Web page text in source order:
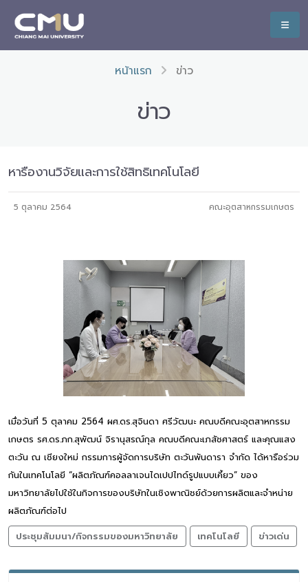
หน้าแรก ข่าว
ข่าว
หารืองานวิจัยและการใช้สิทธิเทคโนโลยี
5 ตุลาคม 2564 คณะอุตสาหกรรมเกษตร
เมื่อวันที่ 5 ตุลาคม 2564 ผศ.ดร.สุจินดา ศรีวัฒนะ คณบดีคณะอุตสาหกรรม
เกษตร รศ.ดร.ภก.สุพัฒน์ จิรานุสรณ์กุล คณบดีคณะเภสัชศาสตร์ และคุณแสง
ตะวัน ณ เชียงใหม่ กรรมการผู้จัดการบริษัท ตะวันพันดารา จำกัด ได้หารือร่วม
กันในเทคโนโลยี “ผลิตภัณฑ์คอลลาเจนไดเปปไทด์รูปแบบเคี้ยว” ของ
มหาวิทยาลัยไปใช้ในกิจการของบริษัทในเชิงพาณิชย์ด้วยการผลิตและจำหน่าย
ผลิตภัณฑ์ต่อไป
ประชุมสัมมนา/กิจกรรมของมหาวิทยาลัย
เทคโนโลยี ข่าวเด่น